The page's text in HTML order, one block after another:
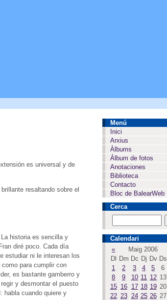
es universal y de
resaltando sobre el
historia es sencilla y
diré poco. Cada día
estudiar ni le interesan los
para cumplir con
es bastante gamberro y
y desmontar el puesto
habla cuando quiere y
Menú
Inici
Arxius
Àlbums
Álbum de fotos
Anotaciones
Biblioteca
Contacto
Bloc de BalearWeb
Cerca
Calendari
«
Maig 2006
Dl
Dm Dc Dj Dv Ds
1
2 3 4 5 6
8
9 10 11 12 13
15 16 17 18 19 20
22 23 24 25 26 27